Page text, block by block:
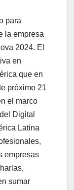
para
la empresa
2024. El
en
que en
próximo 21
el marco
Digital
Latina
empresas
sumar